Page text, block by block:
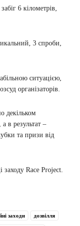
6 кілометрів,
3 спроби,
ситуацією,
організаторів.
декільком
в результат –
та призи від
заходу Race Project.
заходи дозвілля